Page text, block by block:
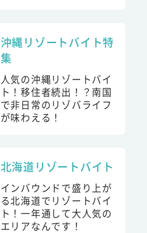
沖縄リゾートバイト特
集
人気の沖縄リゾートバイ
ト！移住者続出！？南国
で非日常のリゾバライフ
が味わえる！
北海道リゾートバイト
インバウンドで盛り上が
る北海道でリゾートバイ
ト！一年通して大人気の
エリアなんです！